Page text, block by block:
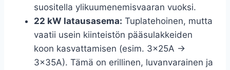
suositella ylikuumenemisvaaran vuoksi.
22 kW latausasema: Tuplatehoinen, mutta
vaatii usein kiinteistön pääsulakkeiden
koon kasvattamisen (esim. 3x25A ->
3x35A). Tämä on erillinen, luvanvarainen ja